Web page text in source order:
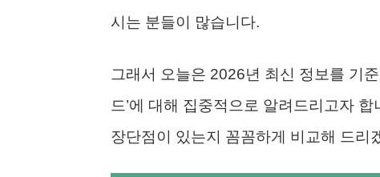
시는 분들이 많습니다.
그래서 오늘은 2026년 최신 정보를 기
드’에 대해 집중적으로 알려드리고자
장단점이 있는지 꼼꼼하게 비교해 드리